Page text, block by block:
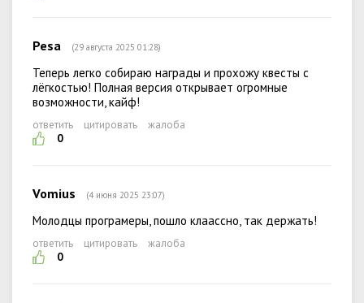
Pesa (29 августа 2025 01:28)
Теперь легко собираю награды и прохожу квесты с
лёгкостью! Полная версия открывает огромные
возможности, кайф!
ответить цитировать
жалоба
0
Vomius (4 июня 2025 23:07)
Молодцы програмеры, пошло клаассно, так держать!
ответить цитировать
жалоба
0